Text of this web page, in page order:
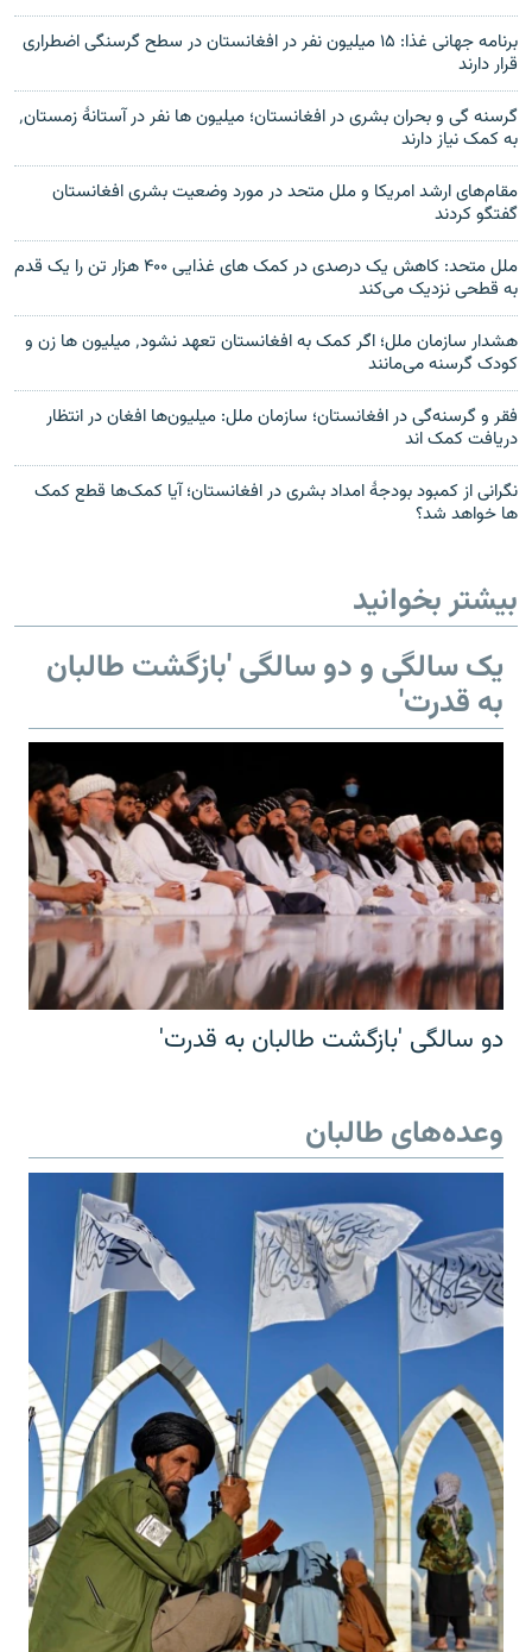
برنامه جهانی غذا: ۱۵ میلیون نفر در افغانستان در سطح گرسنگی اضطراری
قرار دارند
گرسنه گی و بحران بشری در افغانستان؛ میلیون ها نفر در آستانهٔ زمستان٬
به کمک نیاز دارند
مقام‌های ارشد امریکا و ملل متحد در مورد وضعیت بشری افغانستان
گفتگو کردند
ملل متحد: کاهش یک درصدی در کمک های غذایی ۴۰۰ هزار تن را یک قدم
به قطحی نزدیک می‌کند
هشدار سازمان ملل؛ اگر کمک به افغانستان تعهد نشود٬ میلیون ها زن و
کودک گرسنه می‌مانند
فقر و گرسنه‌گی در افغانستان؛ سازمان ملل: میلیون‌ها افغان در انتظار
دریافت کمک اند
نگرانی از کمبود بودجهٔ امداد بشری در افغانستان؛ آیا کمک‌ها قطع کمک
ها خواهد شد؟
بیشتر بخوانید
یک سالگی و دو سالگی 'بازگشت طالبان
به قدرت'
دو سالگی 'بازگشت طالبان به قدرت'
وعده‌های طالبان